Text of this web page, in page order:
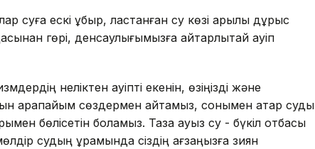
суға ескі құбыр, ластанған су көзі арқылы дұрыс
гөрі, денсаулығымызға айтарлықтай қауіп
неліктен қауіпті екенін, өзіңізді және
қарапайым сөздермен айтамыз, сонымен қатар суды
бөлісетін боламыз. Таза ауыз су - бүкіл отбасы
судың құрамында сіздің ағзаңызға зиян